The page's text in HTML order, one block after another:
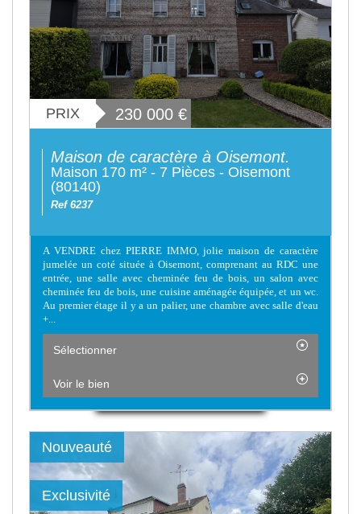
PRIX 230 000 €
Maison de caractère à Oisemont.
Maison 170 m² - 7 Pièces - Oisemont
(80140)
Ref 6237
A VENDRE chez PIERRE IMMO, jolie maison de caractère
jumelée un coté située à Oisemont, comprenant au RDC une
entrée, une salle avec cheminée feu de bois, un salon avec
cheminée feu de bois, une cuisine aménagée équipée, et un wc.
Au premier étage il y a un palier, une chambre avec salle d'eau
+...
Sélectionner
Voir le bien
Exclusivité
Nouveauté